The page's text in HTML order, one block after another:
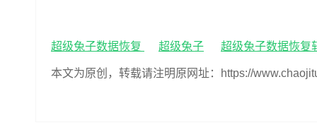
超级兔子数据恢复 超级兔子 超级兔子数据恢复
本文为原创，转载请注明原网址：https://